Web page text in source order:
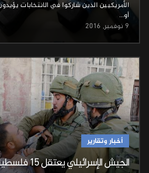
الأمريكيين الذين شاركوا في الانتخابات
أو…
9 نوفمبر, 2016
أخبار وتقارير
الجيش الإسرائيلي يعتقل 15 فلسطينيا